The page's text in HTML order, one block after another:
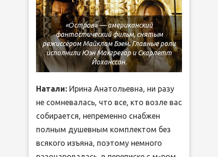
«О́стров» — американский
фантастический фильм, снятым
режиссёром Майклом Бэем. Главные роли
исполнили Юэн Макгрегор и Скарлетт
Йоханссон.
Натали: Ирина Анатольевна, ни разу
не сомневалась, что все, кто возле вас
собирается, непременно снабжен
полным душевным комплектом без
всякого изъяна, поэтому немного